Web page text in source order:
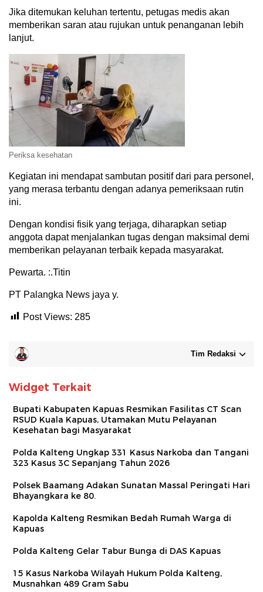
Jika ditemukan keluhan tertentu, petugas medis akan
memberikan saran atau rujukan untuk penanganan lebih
lanjut.
Periksa kesehatan
Kegiatan ini mendapat sambutan positif dari para personel,
yang merasa terbantu dengan adanya pemeriksaan rutin
ini.
Dengan kondisi fisik yang terjaga, diharapkan setiap
anggota dapat menjalankan tugas dengan maksimal demi
memberikan pelayanan terbaik kepada masyarakat.
Pewarta. :.Titin
PT Palangka News jaya y.
Post Views: 285
Tim Redaksi
Widget Terkait
Bupati Kabupaten Kapuas Resmikan Fasilitas CT Scan
RSUD Kuala Kapuas, Utamakan Mutu Pelayanan
Kesehatan bagi Masyarakat
Polda Kalteng Ungkap 331 Kasus Narkoba dan Tangani
323 Kasus 3C Sepanjang Tahun 2026
Polsek Baamang Adakan Sunatan Massal Peringati Hari
Bhayangkara ke 80.
Kapolda Kalteng Resmikan Bedah Rumah Warga di
Kapuas
Polda Kalteng Gelar Tabur Bunga di DAS Kapuas
15 Kasus Narkoba Wilayah Hukum Polda Kalteng,
Musnahkan 489 Gram Sabu